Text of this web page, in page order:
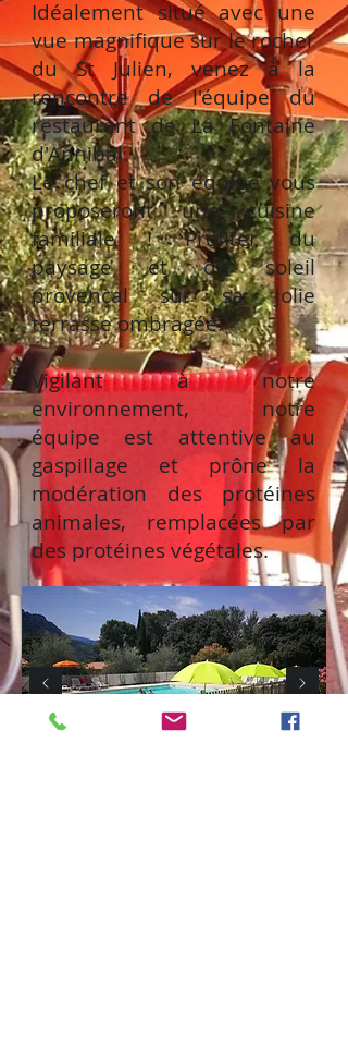
Idéalement situé avec une
vue magnifique sur le rocher
du St Julien, venez à la
rencontre de l'équipe du
restaurant de La Fontaine
d'Annibal.
Le chef et son équipe vous
proposeront une cuisine
familiale ! Profiter du
paysage et du soleil
provençal sur sa jolie
terrasse ombragée.
Vigilant à notre
environnement, notre
équipe est attentive au
gaspillage et prône la
modération des protéines
animales, remplacées par
des protéines végétales.